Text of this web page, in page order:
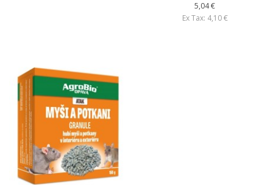
5,04 €
Ex Tax: 4,10 €